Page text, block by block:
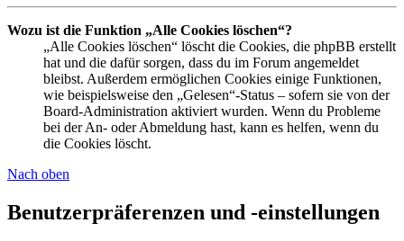
Wozu ist die Funktion „Alle Cookies löschen“?
„Alle Cookies löschen“ löscht die Cookies, die phpBB erstellt
hat und die dafür sorgen, dass du im Forum angemeldet
bleibst. Außerdem ermöglichen Cookies einige Funktionen,
wie beispielsweise den „Gelesen“-Status – sofern sie von der
Board-Administration aktiviert wurden. Wenn du Probleme
bei der An- oder Abmeldung hast, kann es helfen, wenn du
die Cookies löscht.
Nach oben
Benutzerpräferenzen und -einstellungen